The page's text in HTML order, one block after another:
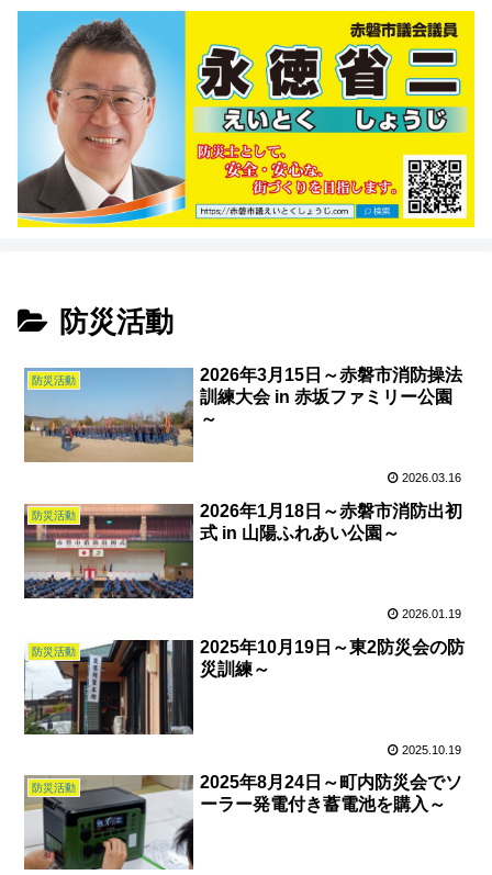
防災活動
防災活動
2026年3月15日～赤磐市消防操法
訓練大会 in 赤坂ファミリー公園
～
2026.03.16
防災活動
2026年1月18日～赤磐市消防出初
式 in 山陽ふれあい公園～
2026.01.19
防災活動
2025年10月19日～東2防災会の防
災訓練～
2025.10.19
防災活動
2025年8月24日～町内防災会でソ
ーラー発電付き蓄電池を購入～